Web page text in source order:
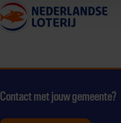
Contact met jouw gemeente?